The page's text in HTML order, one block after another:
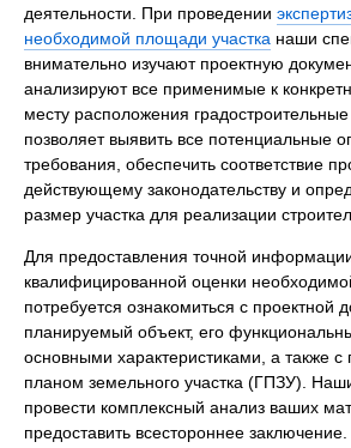
деятельности. При проведении
необходимой площади участка наши
внимательно изучают проектную
анализируют все применимые к
месту расположения
позволяет выявить все потенциальные
требования, обеспечить соответствие
действующему законодательству и
размер участка для реализации
Для предоставления точной
квалифицированной оценки
потребуется ознакомиться с проектной
планируемый объект, его
основными характеристиками, а также с
планом земельного участка (ГПЗУ).
провести комплексный анализ ваших
предоставить всестороннее заключение.